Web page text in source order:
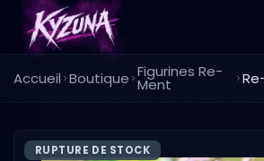
Accueil Boutique Figurines Re-
Ment
RUPTURE DE STOCK